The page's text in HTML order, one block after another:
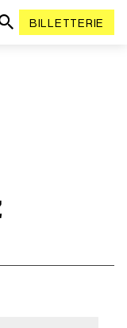
BILLETTERIE